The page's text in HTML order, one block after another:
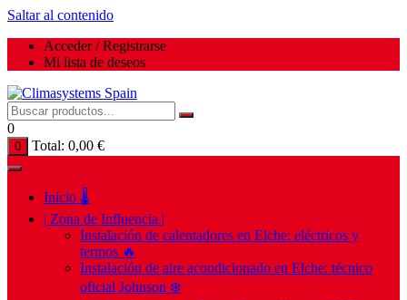
Saltar al contenido
Acceder / Registrarse
Mi lista de deseos
0
0 Total: 0,00 €
Inicio 🌡️
| Zona de Influencia |
Instalación de calentadores en Elche: eléctricos y
termos 🔥
Instalación de aire acondicionado en Elche: técnico
oficial Johnson ❄️